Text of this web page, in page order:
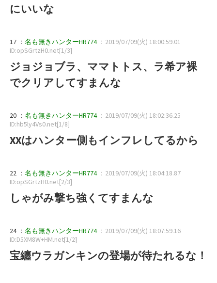
にいいな
17 ： 名も無きハンターHR774 ：2019/07/09(火) 18:00:59.01
ID:opSGrtzH0.net[1/3]
ジョジョブラ、ママトトス、ラ希ア裸
でクリアしてすまんな
20 ： 名も無きハンターHR774 ：2019/07/09(火) 18:02:36.25
ID:hb5ly4Vs0.net[1/8]
XXはハンター側もインフレしてるから
22 ： 名も無きハンターHR774 ：2019/07/09(火) 18:04:18.87
ID:opSGrtzH0.net[2/3]
しゃがみ撃ち強くてすまんな
24 ： 名も無きハンターHR774 ：2019/07/09(火) 18:07:59.16
ID:D5XM8W+HM.net[1/2]
宝纏ウラガンキンの登場が待たれるな！